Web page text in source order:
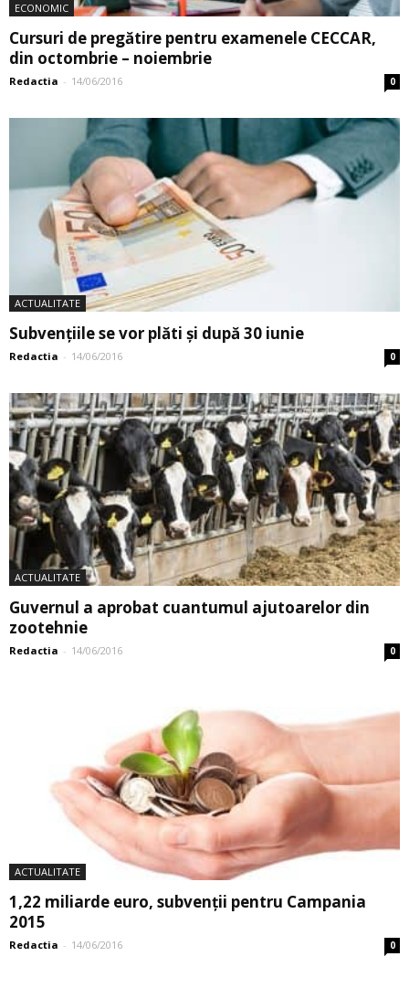
ECONOMIC
Cursuri de pregătire pentru examenele CECCAR,
din octombrie – noiembrie
Redactia - 14/06/2016 0
ACTUALITATE
Subvențiile se vor plăti și după 30 iunie
Redactia - 14/06/2016 0
ACTUALITATE
Guvernul a aprobat cuantumul ajutoarelor din
zootehnie
Redactia - 14/06/2016 0
ACTUALITATE
1,22 miliarde euro, subvenții pentru Campania
2015
Redactia - 14/06/2016 0